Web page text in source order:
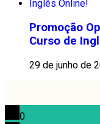
Promoção
Curso de
29 de junho de
0